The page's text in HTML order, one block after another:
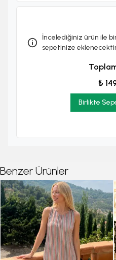
İncelediğiniz ürün ile
sepetinize
₺
Birlikte
Benzer Ürünler